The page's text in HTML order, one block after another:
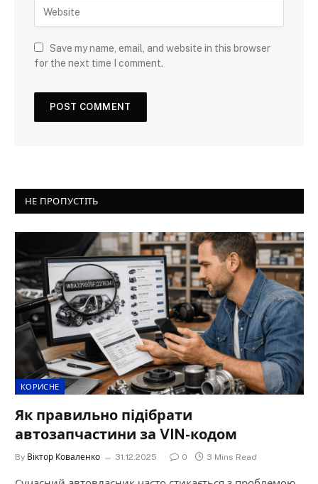
Save my name, email, and website in this browser
for the next time I comment.
НЕ ПРОПУСТІТЬ
КОРИСНЕ
Як правильно підібрати
автозапчастини за VIN-кодом
By Віктор Коваленко 31.12.2025 0 3 Mins Read